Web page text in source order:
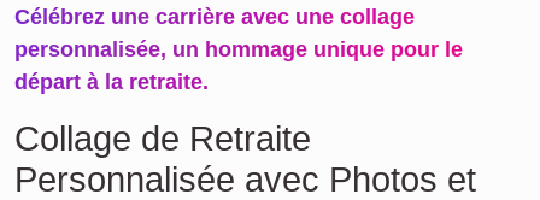
Célébrez une carrière avec une collage
personnalisée, un hommage unique pour le
départ à la retraite.
Collage de Retraite
Personnalisée avec Photos et